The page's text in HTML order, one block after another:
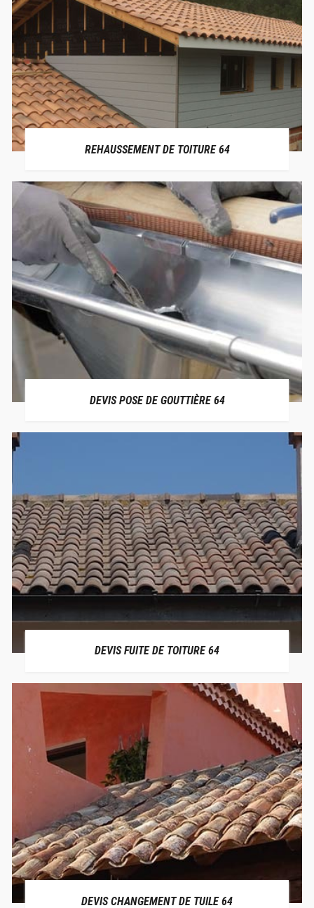
REHAUSSEMENT DE TOITURE 64
DEVIS POSE DE GOUTTIÈRE 64
DEVIS FUITE DE TOITURE 64
DEVIS CHANGEMENT DE TUILE 64